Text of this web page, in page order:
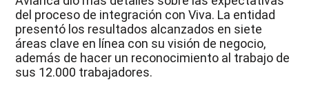
del proceso de integración con Viva. La entidad
presentó los resultados alcanzados en siete
áreas clave en línea con su visión de negocio,
además de hacer un reconocimiento al trabajo de
sus 12.000 trabajadores.